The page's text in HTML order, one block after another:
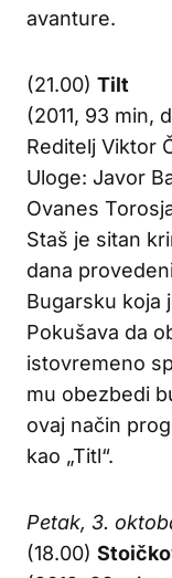
avanture.
(21.00) Tilt
(2011, 93 min,
Reditelj Viktor
Uloge: Javor
Ovanes
Staš je sitan
dana
Bugarsku koja
Pokušava da
istovremeno
mu obezbedi
ovaj način
kao „Titl“.
Petak, 3.
(18.00)